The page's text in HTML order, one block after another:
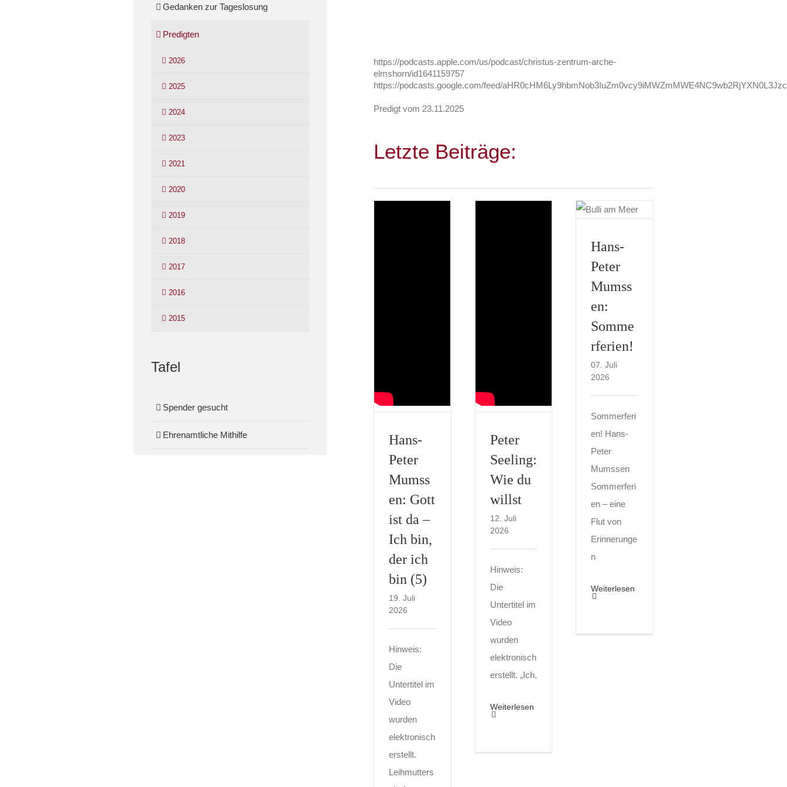
https://podcasts.apple.com/us/podcast/christus-zentrum-arche-
elmshorn/id1641159757
https://podcasts.google.com/feed/
Predigt vom 23.11.2025
Letzte Beiträge:
Hans-
Peter
Mumss
en: Gott
ist da –
Ich bin,
der ich
bin (5)
19. Juli
2026
Hinweis:
Die
Untertitel im
Video
wurden
elektronisch
erstellt.
Leihmutters
Peter
Seeling:
Wie du
willst
12. Juli
2026
Hinweis:
Die
Untertitel im
Video
wurden
elektronisch
erstellt. „Ich,
Weiterlesen
Hans-
Peter
Mumss
en:
Somme
rferien!
07. Juli
2026
Sommerferi
en! Hans-
Peter
Mumssen
Sommerferi
en – eine
Flut von
Erinnerunge
n
Weiterlesen
Gedanken zur Tageslosung
Predigten
2026
2025
2024
2023
2021
2020
2019
2018
2017
2016
2015
Tafel
Spender gesucht
Ehrenamtliche Mithilfe